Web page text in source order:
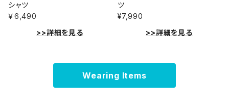
シャツ
￥6,490
>>詳細を見る
ツ
¥7,990
>>詳細を見る
Wearing Items